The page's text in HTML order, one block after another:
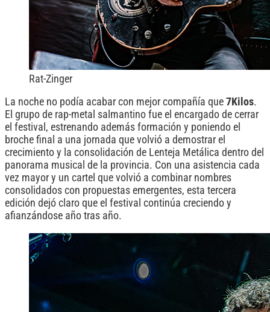
Rat-Zinger
La noche no podía acabar con mejor compañía que 7Kilos.
El grupo de rap-metal salmantino fue el encargado de cerrar
el festival, estrenando además formación y poniendo el
broche final a una jornada que volvió a demostrar el
crecimiento y la consolidación de Lenteja Metálica dentro del
panorama musical de la provincia. Con una asistencia cada
vez mayor y un cartel que volvió a combinar nombres
consolidados con propuestas emergentes, esta tercera
edición dejó claro que el festival continúa creciendo y
afianzándose año tras año.